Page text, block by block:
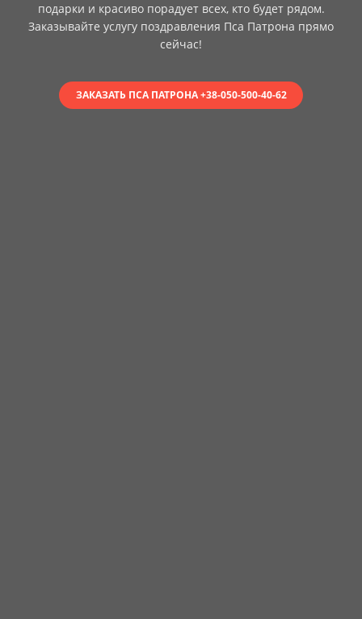
подарки и красиво порадует всех, кто будет рядом.
Заказывайте услугу поздравления Пса Патрона прямо
сейчас!
ЗАКАЗАТЬ ПСА ПАТРОНА +38-050-500-40-62